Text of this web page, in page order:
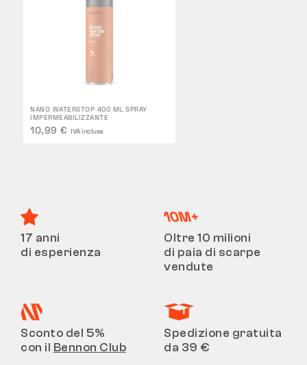
NANO WATERSTOP 400 ML SPRAY
IMPERMEABILIZZANTE
10,99 € IVA inclusa
17 anni
di esperienza
Oltre 10 milioni
di paia di scarpe
vendute
Sconto del 5%
con il Bennon Club
Spedizione gratuita
da 39 €